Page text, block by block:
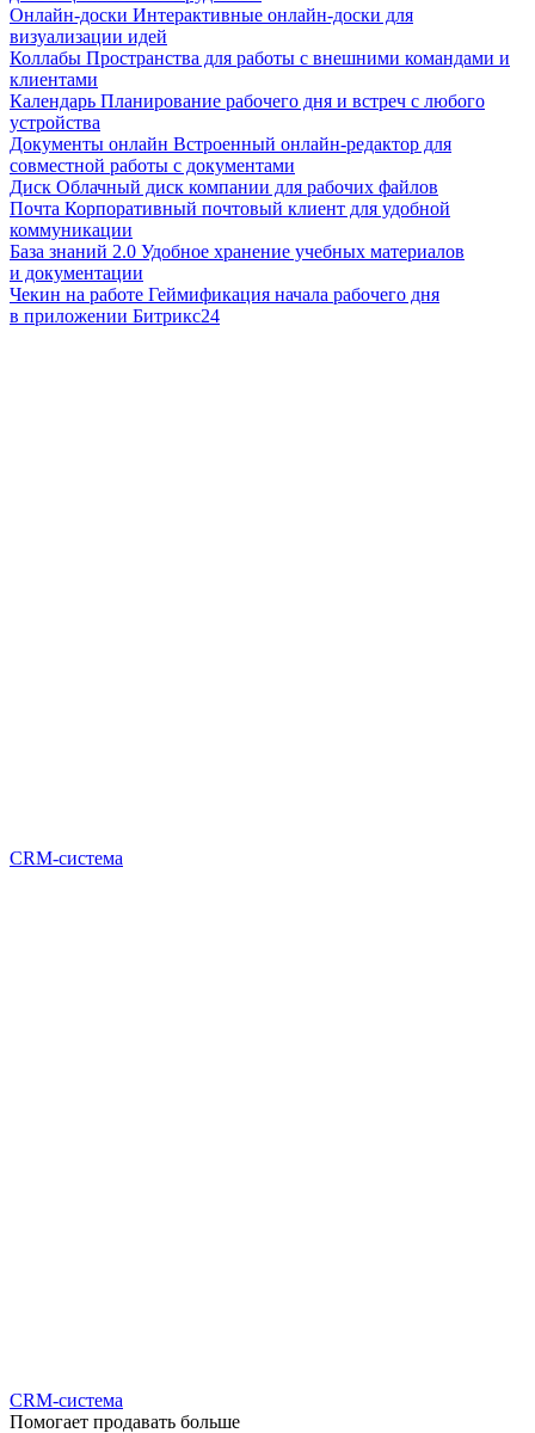
Онлайн-доски Интерактивные онлайн-доски для
визуализации идей
Коллабы Пространства для работы с внешними командами и
клиентами
Календарь Планирование рабочего дня и встреч с любого
устройства
Документы онлайн Встроенный онлайн-редактор для
совместной работы с документами
Диск Облачный диск компании для рабочих файлов
Почта Корпоративный почтовый клиент для удобной
коммуникации
База знаний 2.0 Удобное хранение учебных материалов
и документации
Чекин на работе Геймификация начала рабочего дня
в приложении Битрикс24
CRM-система
CRM-система
Помогает продавать больше